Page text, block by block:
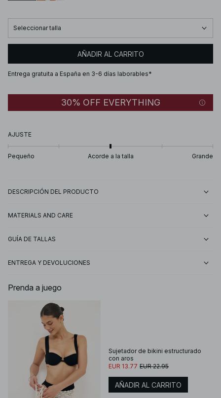
Seleccionar talla
AÑADIR AL CARRITO
Entrega gratuita a España en 3-6 días laborables*
30% OFF EVERYTHING
AJUSTE
Pequeño Acorde a la talla Grande
DESCRIPCIÓN DEL PRODUCTO
MATERIALS AND CARE
GUÍA DE TALLAS
ENTREGA Y DEVOLUCIONES
Prenda a juego
Sujetador de bikini estructurado
con aros
EUR 13.77 EUR 22.95
AÑADIR AL CARRITO